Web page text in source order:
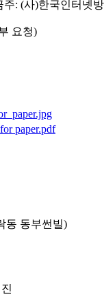
주: (사)한국인터넷
요청)
paper.pdf
동 동부썬빌)